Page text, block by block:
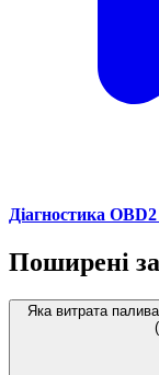
Діагностика
Поширені
Яка витрата